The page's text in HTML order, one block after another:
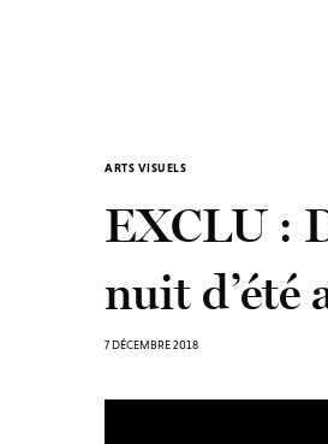
ARTS VISUELS
EXCLU :
nuit d’été
7 DÉCEMBRE 2018